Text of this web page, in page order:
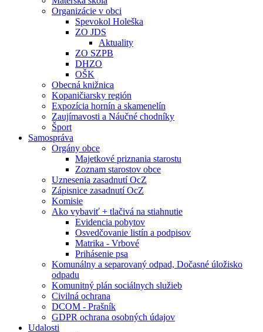
Organizácie v obci
Spevokol Holeška
ZO JDS
Aktuality
ZO SZPB
DHZO
OŠK
Obecná knižnica
Kopaničiarsky región
Expozícia hornín a skamenelín
Zaujímavosti a Náučné chodníky
Šport
Samospráva
Orgány obce
Majetkové priznania starostu
Zoznam starostov obce
Uznesenia zasadnutí OcZ
Zápisnice zasadnutí OcZ
Komisie
Ako vybaviť + tlačivá na stiahnutie
Evidencia pobytov
Osvedčovanie listín a podpisov
Matrika - Vrbové
Prihásenie psa
Komunálny a separovaný odpad, Dočasné úložisko
odpadu
Komunitný plán sociálnych služieb
Civilná ochrana
DCOM - Prašník
GDPR ochrana osobných údajov
Udalosti